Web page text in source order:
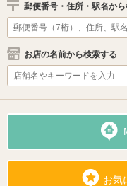
郵便番号・住所・駅名か
お店の名前から検索する
お気